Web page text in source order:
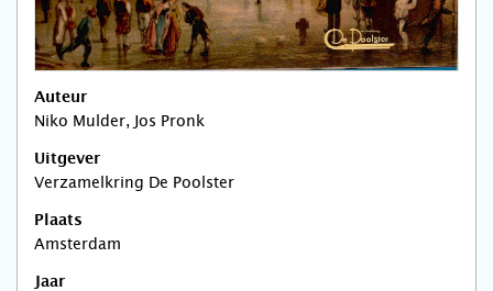
Auteur
Niko Mulder, Jos Pronk
Uitgever
Verzamelkring De Poolster
Plaats
Amsterdam
Jaar